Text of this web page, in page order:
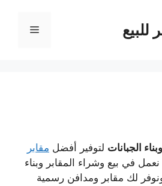
للبيع القائمة
الجبانات لتوفير أفضل مقابر
نعمل في بيع وشراء المقابر وبناء
لك مقابر ومدافن رسمية